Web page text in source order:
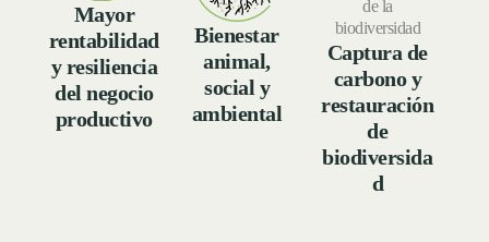
Mayor
rentabilidad
y resiliencia
del negocio
productivo
Bienestar
animal,
social y
ambiental
Captura de
carbono y
restauración
de
biodiversida
d